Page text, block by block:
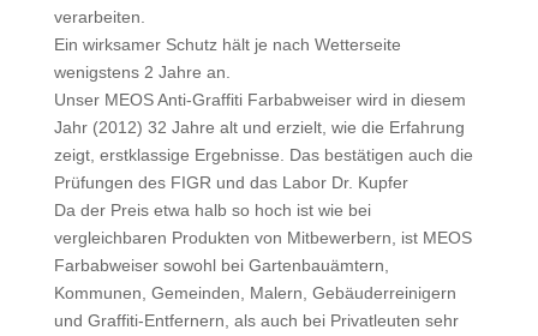
verarbeiten.
Ein wirksamer Schutz hält je nach Wetterseite
wenigstens 2 Jahre an.
Unser MEOS Anti-Graffiti Farbabweiser wird in diesem
Jahr (2012) 32 Jahre alt und erzielt, wie die Erfahrung
zeigt, erstklassige Ergebnisse. Das bestätigen auch die
Prüfungen des FIGR und das Labor Dr. Kupfer
Da der Preis etwa halb so hoch ist wie bei
vergleichbaren Produkten von Mitbewerbern, ist MEOS
Farbabweiser sowohl bei Gartenbauämtern,
Kommunen, Gemeinden, Malern, Gebäuderreinigern
und Graffiti-Entfernern, als auch bei Privatleuten sehr